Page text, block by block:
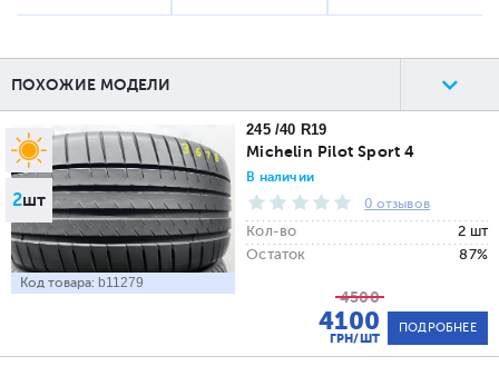
ПОХОЖИЕ МОДЕЛИ
2шт
Код товара: b11279
245 /40 R19
Michelin Pilot Sport 4
В наличии
0 отзывов
Кол-во
2 шт
Остаток
87%
4500
4100
ГРН/ШТ
ПОДРОБНЕЕ